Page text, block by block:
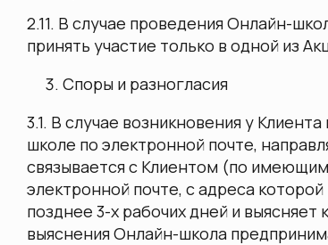
2.11. В случае проведения Онлайн-
принять участие только в одной из
Споры и разногласия
3.1. В случае возникновения у
школе по электронной почте,
связывается с Клиентом (по
электронной почте, с адреса
позднее 3-х рабочих дней и
выяснения Онлайн-школа